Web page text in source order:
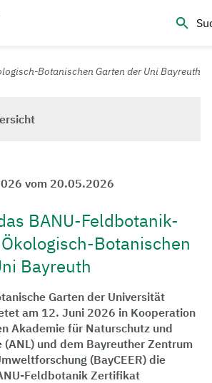
– Deine Top-Campus-Uni
Botanischen Garten der Uni Bayreuth
vom 20.05.2026
BANU-Feldbotanik-
Botanischen
Bayreuth
Garten der Universität
am 12. Juni 2026 in Kooperation
Akademie für Naturschutz und
und dem Bayreuther Zentrum
(BayCEER) die
Feldbotanik Zertifikat